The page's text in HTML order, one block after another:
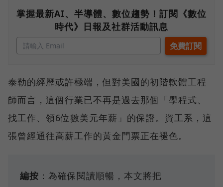
掌握最新AI、半導體、數位趨勢！訂閱《數位
時代》日報及社群活動訊息
泰勒的經歷或許極端，但對美國的初階軟體工程
師而言，這個行業已不再是過去那個「學程式、
找工作、領6位數美元年薪」的保證。資工系，這
張曾經通往高薪工作的黃金門票正在褪色。
編按 ：為確保閱讀順暢，本文將把